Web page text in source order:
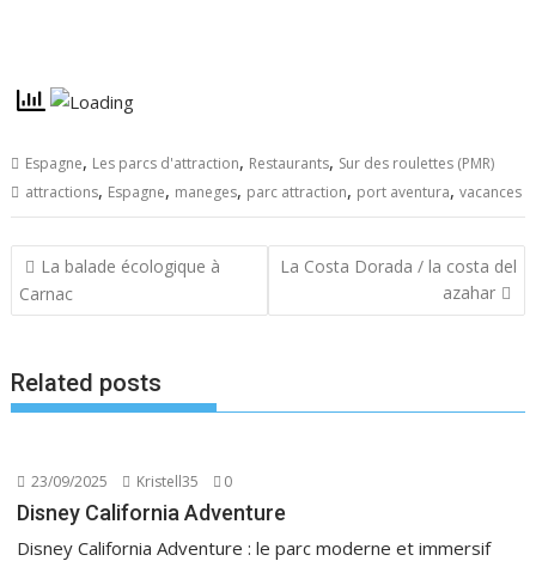
Espagne, Les parcs d'attraction, Restaurants, Sur des roulettes (PMR)
attractions, Espagne, maneges, parc attraction, port aventura,vacances
Navigation
de
l’article
La balade écologique à
Carnac
La Costa Dorada / la costa del
azahar
Related posts
23/09/2025 Kristell35 0
Disney California Adventure
Disney California Adventure : le parc moderne et immersif